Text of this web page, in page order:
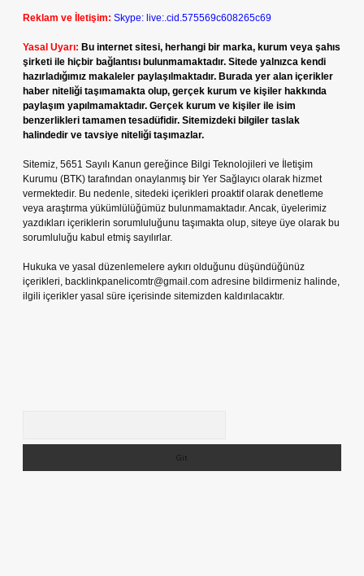
Reklam ve İletişim: Skype: live:.cid.575569c608265c69
Yasal Uyarı: Bu internet sitesi, herhangi bir marka, kurum veya şahıs
şirketi ile hiçbir bağlantısı bulunmamaktadır. Sitede yalnızca kendi
hazırladığımız makaleler paylaşılmaktadır. Burada yer alan içerikler
haber niteliği taşımamakta olup, gerçek kurum ve kişiler hakkında
paylaşım yapılmamaktadır. Gerçek kurum ve kişiler ile isim
benzerlikleri tamamen tesadüfidir. Sitemizdeki bilgiler taslak
halindedir ve tavsiye niteliği taşımazlar.
Sitemiz, 5651 Sayılı Kanun gereğince Bilgi Teknolojileri ve İletişim
Kurumu (BTK) tarafından onaylanmış bir Yer Sağlayıcı olarak hizmet
vermektedir. Bu nedenle, sitedeki içerikleri proaktif olarak denetleme
veya araştırma yükümlülüğümüz bulunmamaktadır. Ancak, üyelerimiz
yazdıkları içeriklerin sorumluluğunu taşımakta olup, siteye üye olarak bu
sorumluluğu kabul etmiş sayılırlar.
Hukuka ve yasal düzenlemelere aykırı olduğunu düşündüğünüz
içerikleri, backlinkpanelicomtr@gmail.com adresine bildirmeniz halinde,
ilgili içerikler yasal süre içerisinde sitemizden kaldırılacaktır.